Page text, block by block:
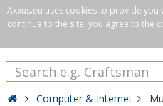
Axxus.eu uses cookies to provide
continue to the site, you agree to the
Computer & Internet